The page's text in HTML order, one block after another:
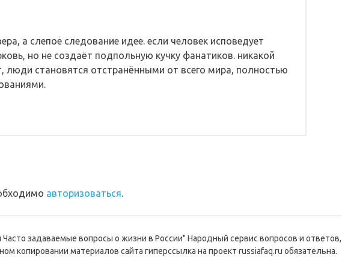
а слепое следование идее. если человек исповедует
но не создаёт подпольную кучку фанатиков. никакой
люди становятся отстранёнными от всего мира, полностью
авторизоваться.
Часто задаваемые вопросы о жизни в России" Народный сервис вопросов и
копировании материалов сайта гиперссылка на проект russiafaq.ru обязательна.